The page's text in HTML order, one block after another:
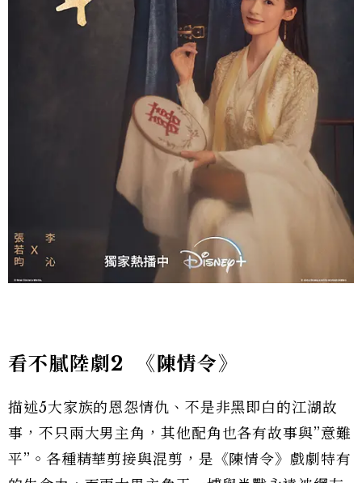
看不膩陸劇2 《陳情令》
描述5大家族的恩怨情仇、不是非黑即白的江湖故
事，不只兩大男主角，其他配角也各有故事與”意難
平”。各種精華剪接與混剪，是《陳情令》戲劇特有